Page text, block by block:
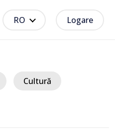
RO Logare
Cultură